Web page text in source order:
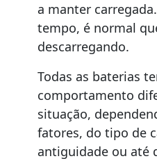
a manter
tempo, é normal
descarregando.
Todas as baterias
comportamento
situação,
fatores, do tipo de
antiguidade ou até